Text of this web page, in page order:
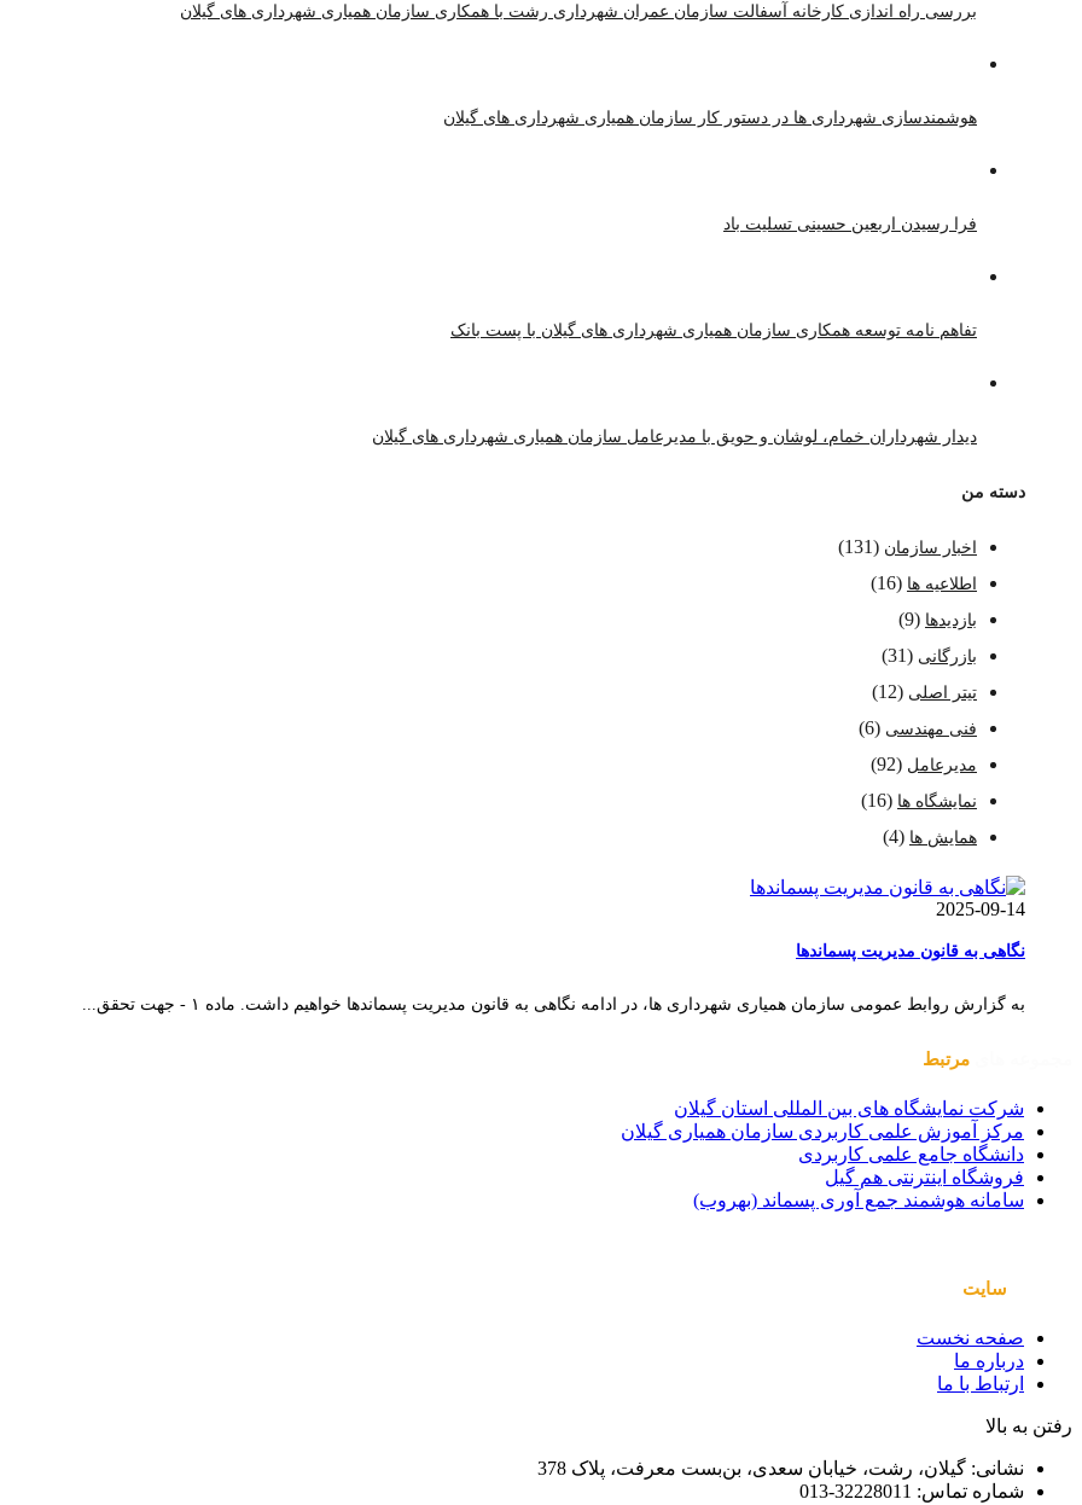
بررسی راه اندازی کارخانه آسفالت سازمان عمران شهرداری رشت با همکاری سازمان همیاری شهرداری های گیلان
هوشمندسازی شهرداری ها در دستور کار سازمان همیاری شهرداری های گیلان
فرا رسیدن اربعین حسینی تسلیت باد
تفاهم نامه توسعه همکاری سازمان همیاری شهرداری های گیلان با پست بانک
دیدار شهرداران خمام، لوشان و حویق با مدیرعامل سازمان همیاری شهرداری های گیلان
دسته من
اخبار سازمان (131)
اطلاعیه ها (16)
بازدیدها (9)
بازرگانی (31)
تیتر اصلی (12)
فنی مهندسی (6)
مدیرعامل (92)
نمایشگاه ها (16)
همایش ها (4)
2025-09-14
نگاهی به قانون مدیریت پسماندها
به گزارش روابط عمومی سازمان همیاری شهرداری ها، در ادامه نگاهی به قانون مدیریت پسماندها خواهیم داشت. ماده ۱ - جهت تحقق...
مرتبط
شرکت نمایشگاه های بین المللی استان گیلان
مرکز آموزش علمی کاربردی سازمان همیاری گیلان
دانشگاه جامع علمی کاربردی
فروشگاه اینترنتی هم گیل
سامانه هوشمند جمع آوری پسماند (بهروب)
سایت
صفحه نخست
درباره ما
ارتباط با ما
رفتن به بالا
نشانی: گیلان، رشت، خیابان سعدی، بن‌بست معرفت، پلاک 378
شماره تماس: 32228011-013